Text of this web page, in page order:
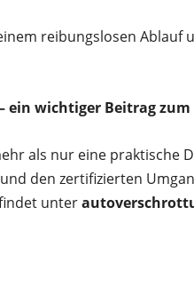
reibungslosen
ein wichtiger Beitrag
als nur eine praktische
den zertifizierten
unter